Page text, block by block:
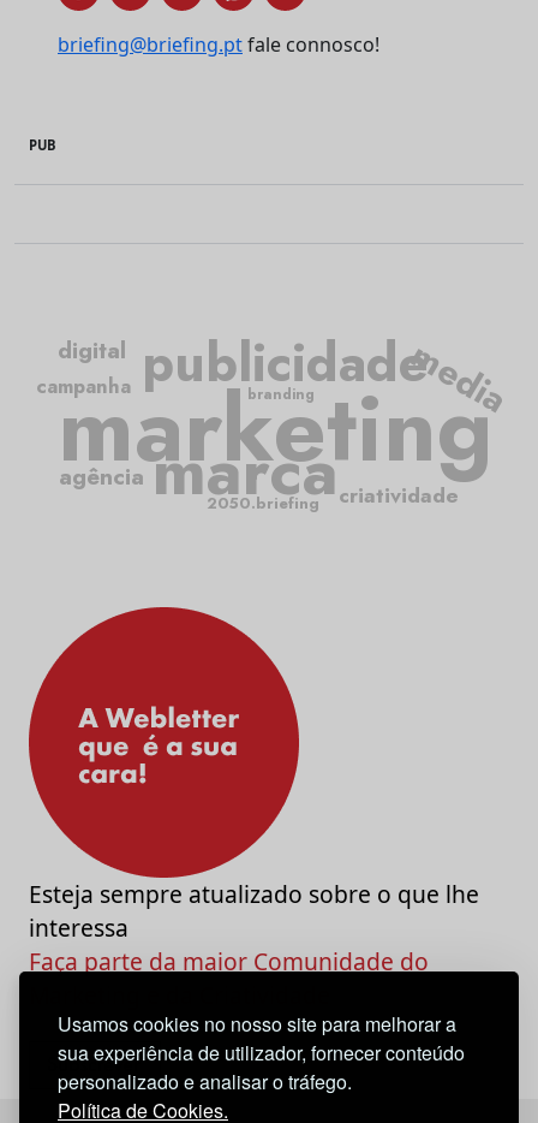
Usamos cookies no nosso site para melhorar a
sua experiência de utilizador, fornecer conteúdo
personalizado e analisar o tráfego.
Política de Cookies.
briefing@briefing.ptfale connosco!
PUB
marketing
publicidade
marcacriatividade
campanha media
agência
digital
2050.briefing
branding
Esteja sempre atualizado sobre o que lhe
interessa
Faça parte da maior Comunidade do